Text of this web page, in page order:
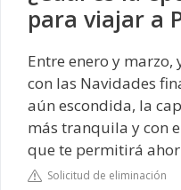
para viajar a
Entre enero y
con las Navidades
aún escondida, la
más tranquila y con
que te permitirá
Solicitud de eliminación